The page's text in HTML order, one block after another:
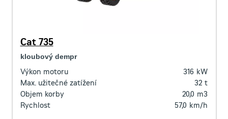
Cat 735
kloubový dempr
Výkon motoru 316 kW
Max. užitečné zatížení
32 t
Objem korby
20,0 m3
Rychlost
57,0 km/h